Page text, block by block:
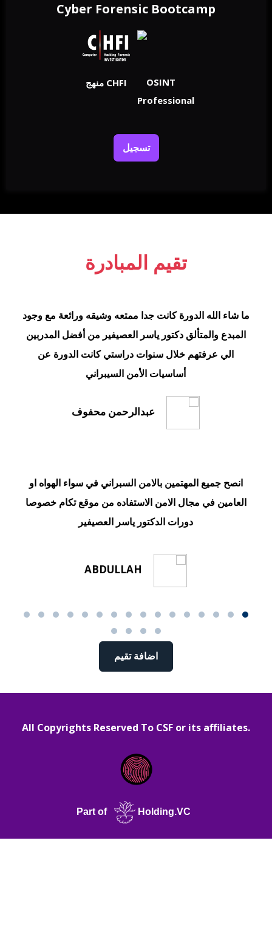
Cyber Forensic Bootcamp
منهج CHFI
OSINT
Professional
تسجيل
تقيم المبادرة
ما شاء الله الدورة كانت جدا ممتعه وشيقه ورائعة مع وجود
المبدع والمتألق دكتور ياسر العصيفير من أفضل المدربين
الي عرفتهم خلال سنوات دراستي كانت الدورة عن
أساسيات الأمن السيبراني
عبدالرحمن محفوف
انصح جميع المهتمين بالامن السبراني في سواء الهواه او
العامين في مجال الامن الاستفاده من موقع تكام خصوصا
دورات الدكتور ياسر العصيفير
ABDULLAH
اضافة تقيم
All Copyrights Reserved To CSF or its affiliates.
Part of Holding.VC